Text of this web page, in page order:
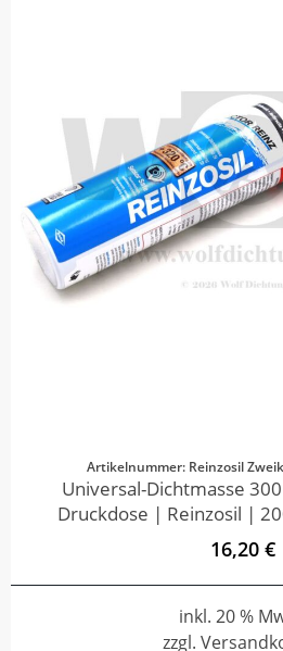
Artikelnummer: Reinzosil
Universal-Dichtmasse
Druckdose | Reinzosil |
16,20 €
inkl. 20 %
zzgl.